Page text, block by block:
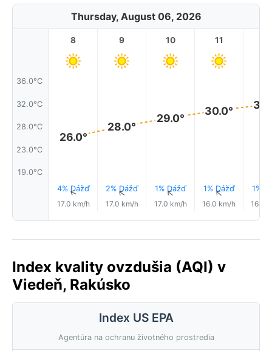
Thursday, August 06, 2026
36.0°C
32.0°C
28.0°C
23.0°C
19.0°C
8
26.0°
4% Dážď
↑
17.0 km/h
9
28.0°
2% Dážď
↑
17.0 km/h
10
29.0°
1% Dážď
↑
17.0 km/h
11
30.0°
1% Dážď
↑
16.0 km/h
1%
16.0
Index kvality ovzdušia (AQI) v
Viedeň, Rakúsko
Index US EPA
Agentúra na ochranu životného prostredia